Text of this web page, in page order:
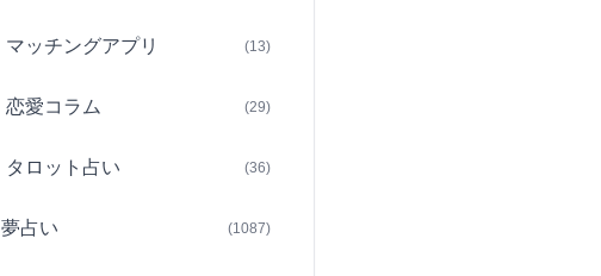
マッチングアプリ (13)
恋愛コラム (29)
タロット占い (36)
夢占い (1087)